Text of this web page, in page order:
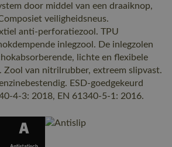
door middel van een draaiknop,
veiligheidsneus.
anti-perforatiezool. TPU
inlegzool. De inlegzolen
lichte en flexibele
Zool van nitrilrubber, extreem slipvast.
ESD-goedgekeurd
4-3: 2018, EN 61340-5-1: 2016.